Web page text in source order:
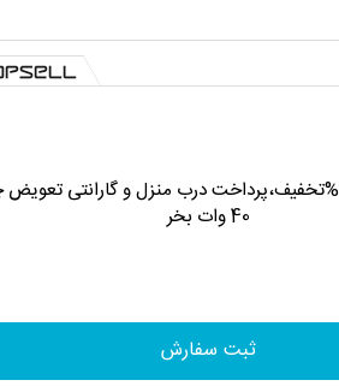
فقط امروز با 29%تخفیف،پرداخت درب منزل و گارانتی
40 وات بخر
ثبت سفارش